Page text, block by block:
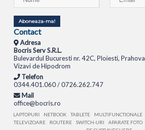
Aboneaza-ma!
Contact
Adresa
Bocris Serv S.R.L.
Bulevardul Bucuresti nr. 42C, Ploiesti, Prahova
Vizavi de Hipodrom
Telefon
0344.401.060 / 0726.262.747
Mail
office@bocris.ro
LAPTOPURI NETBOOK TABLETE MULTIFUNCTIONALE
TELEVIZOARE
ROUTERE SWITCH-URI APARATE FOTO